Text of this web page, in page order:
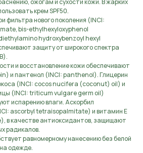
ожогам и сухости кожи. В жарких
крем SPF50.
фильтра нового поколения (INCI:
bis-ethylhexyloxyphenol
hydroxybenzoyl hexyl
защиту от широкого спектра
и восстановление кожи обеспечивают
и пантенол (INCI: panthenol). Глицерин
(INCI: cocos nucifera (coconut) oil) и
(INCI: triticum vulgare germ oil)
испарению влаги. Аскорбил
ascorbyl tetraisopalmitate) и витамин Е
в качестве антиоксидантов, защищают
радикалов.
равномерному нанесению без белой
одежде.